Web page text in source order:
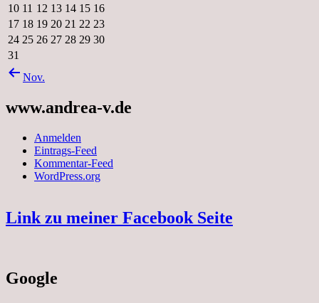
10 11 12 13 14 15 16
17 18 19 20 21 22 23
24 25 26 27 28 29 30
31
Nov.
www.andrea-v.de
Anmelden
Eintrags-Feed
Kommentar-Feed
WordPress.org
Link zu meiner Facebook Seite
Google